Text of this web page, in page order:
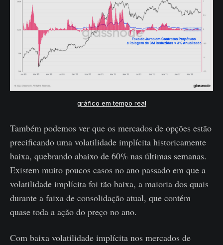
gráfico em tempo real
Também podemos ver que os mercados de opções estão
precificando uma volatilidade implícita historicamente
baixa, quebrando abaixo de 60% nas últimas semanas.
Existem muito poucos casos no ano passado em que a
volatilidade implícita foi tão baixa, a maioria dos quais
durante a faixa de consolidação atual, que contém
quase toda a ação do preço no ano.
Com baixa volatilidade implícita nos mercados de